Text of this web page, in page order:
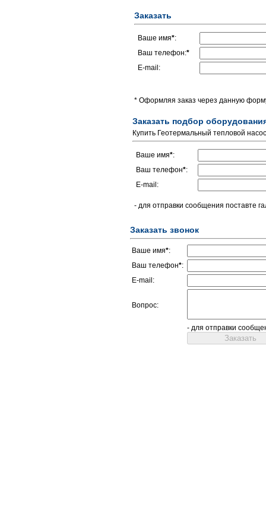
Заказать
Ваше имя*:
Ваш телефон:*
E-mail:
* Оформляя заказ через данную
Заказать подбор
Купить Геотермальный тепловой
Ваше имя*:
Ваш телефон*:
E-mail:
- для отправки сообщения поставте
Заказать звонок
Ваше имя*:
Ваш телефон*:
E-mail:
Вопрос:
- для отправки